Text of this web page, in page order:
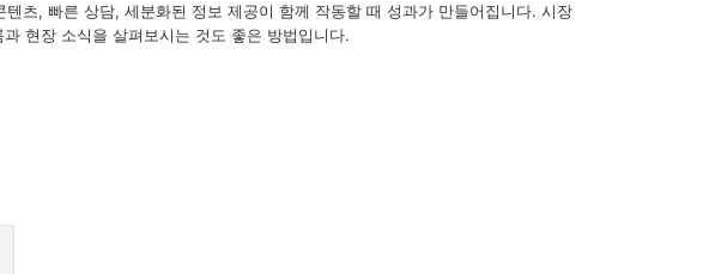
츠, 빠른 상담, 세분화된 정보 제공이 함께 작동할 때 성과가 만들어집니다. 시장
현장 소식을 살펴보시는 것도 좋은 방법입니다.